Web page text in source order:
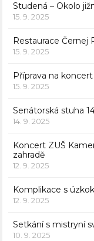
Studená – Okolo
15. 9. 2025
Restaurace Černej
15. 9. 2025
Příprava na
15. 9. 2025
Senátorská stuha
14. 9. 2025
Koncert ZUŠ
zahradě
12. 9. 2025
Komplikace s
12. 9. 2025
Setkání s mistryní
10. 9. 2025